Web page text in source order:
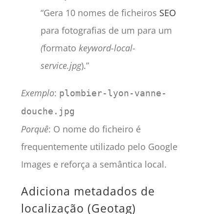
“Gera 10 nomes de ficheiros SEO
para fotografias de um para um
(formato keyword-local-
service.jpg).”
Exemplo: plombier-lyon-vanne-
douche.jpg
Porquê: O nome do ficheiro é
frequentemente utilizado pelo Google
Images e reforça a semântica local.
Adiciona metadados de
localização (Geotag)